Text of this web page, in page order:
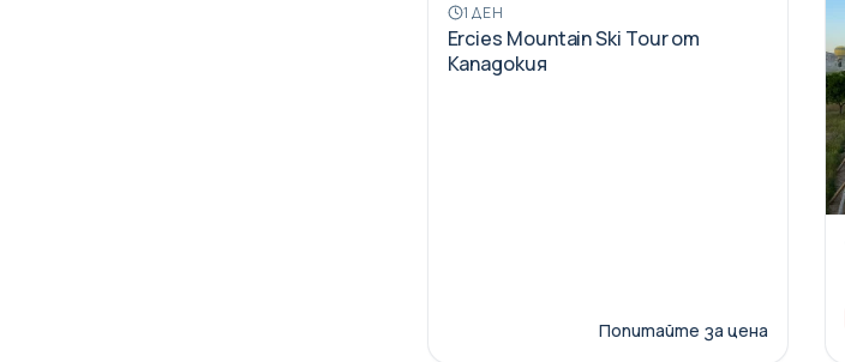
1 ДЕН
Ercies Mountain Ski Tour от
Кападокия
Попитайте за цена